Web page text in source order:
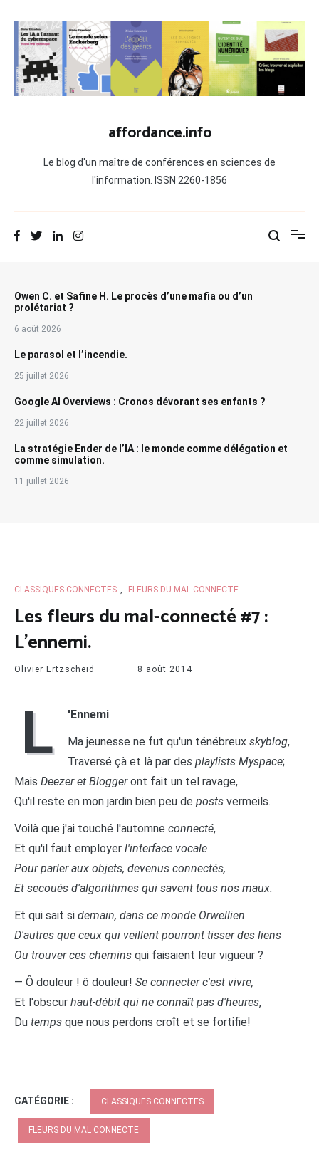
contenu
affordance.info
Le blog d'un maître de conférences en sciences de
l'information. ISSN 2260-1856
Owen C. et Safine H. Le procès d’une mafia ou d’un
prolétariat ?
6 août 2026
Le parasol et l’incendie.
25 juillet 2026
Google AI Overviews : Cronos dévorant ses enfants ?
22 juillet 2026
La stratégie Ender de l’IA : le monde comme délégation et
comme simulation.
11 juillet 2026
CLASSIQUES CONNECTES FLEURS DU MAL CONNECTE
Les fleurs du mal-connecté #7 :
L’ennemi.
Olivier Ertzscheid 8 août 2014
L
'Ennemi
Ma jeunesse ne fut qu'un ténébreux skyblog,
Traversé çà et là par des playlists Myspace;
Mais Deezer et Bloggeront fait un tel ravage,
Qu'il reste en mon jardin bien peu de posts vermeils.
Voilà que j'ai touché l'automne connecté,
Et qu'il faut employer l'interface vocale
Pour parler aux objets, devenus connectés,
Et secoués d'algorithmes qui savent tous nos maux.
Et qui sait si demain, dans ce monde Orwellien
D'autres que ceux qui veillent pourront tisser des liens
Ou trouver ces chemins qui faisaient leur vigueur ?
— Ô douleur ! ô douleur! Se connecter c'est vivre,
Et l'obscur haut-débit qui ne connaît pas d'heures,
Du temps que nous perdons croît et se fortifie!
CATÉGORIE : CLASSIQUES CONNECTES
FLEURS DU MAL CONNECTE